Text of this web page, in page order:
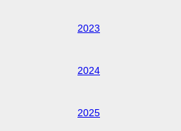
2023
2024
2025